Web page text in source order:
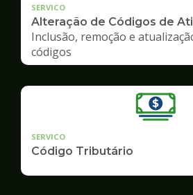
SERVICO
Alteração de Códigos de
Inclusão, remoção e
códigos
SERVICO
Código Tributário